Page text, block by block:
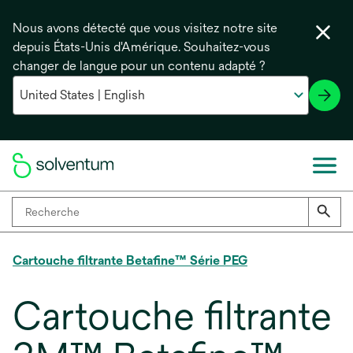
Nous avons détecté que vous visitez notre site
depuis États-Unis d'Amérique. Souhaitez-vous
changer de langue pour un contenu adapté ?
Cartouche filtrante Betafine™ Série PEG
Cartouche filtrante